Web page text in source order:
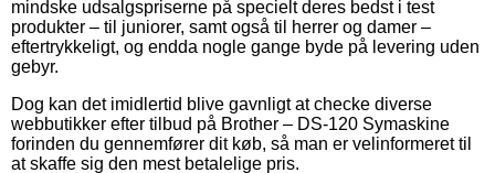
mindske udsalgspriserne på specielt deres bedst i test
produkter – til juniorer, samt også til herrer og damer –
eftertrykkeligt, og endda nogle gange byde på levering uden
gebyr.
Dog kan det imidlertid blive gavnligt at checke diverse
webbutikker efter tilbud på Brother – DS-120 Symaskine
forinden du gennemfører dit køb, så man er velinformeret til
at skaffe sig den mest betalelige pris.